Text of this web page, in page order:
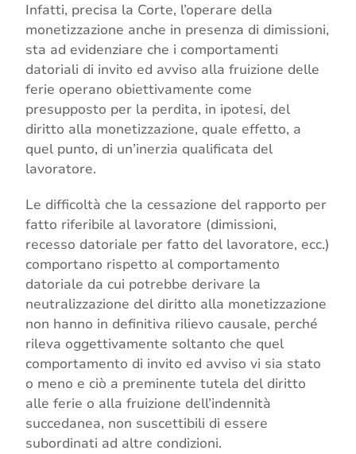
Infatti, precisa la Corte, l’operare della
monetizzazione anche in presenza di dimissioni,
sta ad evidenziare che i comportamenti
datoriali di invito ed avviso alla fruizione delle
ferie operano obiettivamente come
presupposto per la perdita, in ipotesi, del
diritto alla monetizzazione, quale effetto, a
quel punto, di un’inerzia qualificata del
lavoratore.
Le difficoltà che la cessazione del rapporto per
fatto riferibile al lavoratore (dimissioni,
recesso datoriale per fatto del lavoratore, ecc.)
comportano rispetto al comportamento
datoriale da cui potrebbe derivare la
neutralizzazione del diritto alla monetizzazione
non hanno in definitiva rilievo causale, perché
rileva oggettivamente soltanto che quel
comportamento di invito ed avviso vi sia stato
o meno e ciò a preminente tutela del diritto
alle ferie o alla fruizione dell’indennità
succedanea, non suscettibili di essere
subordinati ad altre condizioni.